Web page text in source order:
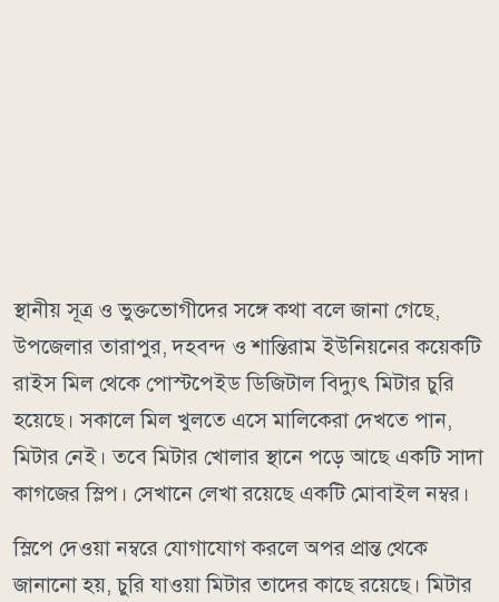
স্থানীয় সূত্র ও ভুক্তভোগীদের সঙ্গে কথা বলে জানা গেছে,
উপজেলার তারাপুর, দহবন্দ ও শান্তিরাম ইউনিয়নের কয়েকটি
রাইস মিল থেকে পোস্টপেইড ডিজিটাল বিদ্যুৎ মিটার চুরি
হয়েছে। সকালে মিল খুলতে এসে মালিকেরা দেখতে পান,
মিটার নেই। তবে মিটার খোলার স্থানে পড়ে আছে একটি সাদা
কাগজের স্লিপ। সেখানে লেখা রয়েছে একটি মোবাইল নম্বর।
স্লিপে দেওয়া নম্বরে যোগাযোগ করলে অপর প্রান্ত থেকে
জানানো হয়, চুরি যাওয়া মিটার তাদের কাছে রয়েছে। মিটার